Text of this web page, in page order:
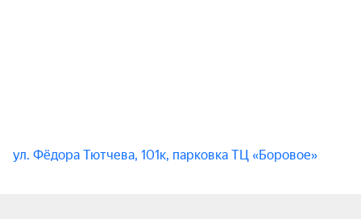
ул. Фёдора Тютчева, 101к, парковка ТЦ «Боровое»